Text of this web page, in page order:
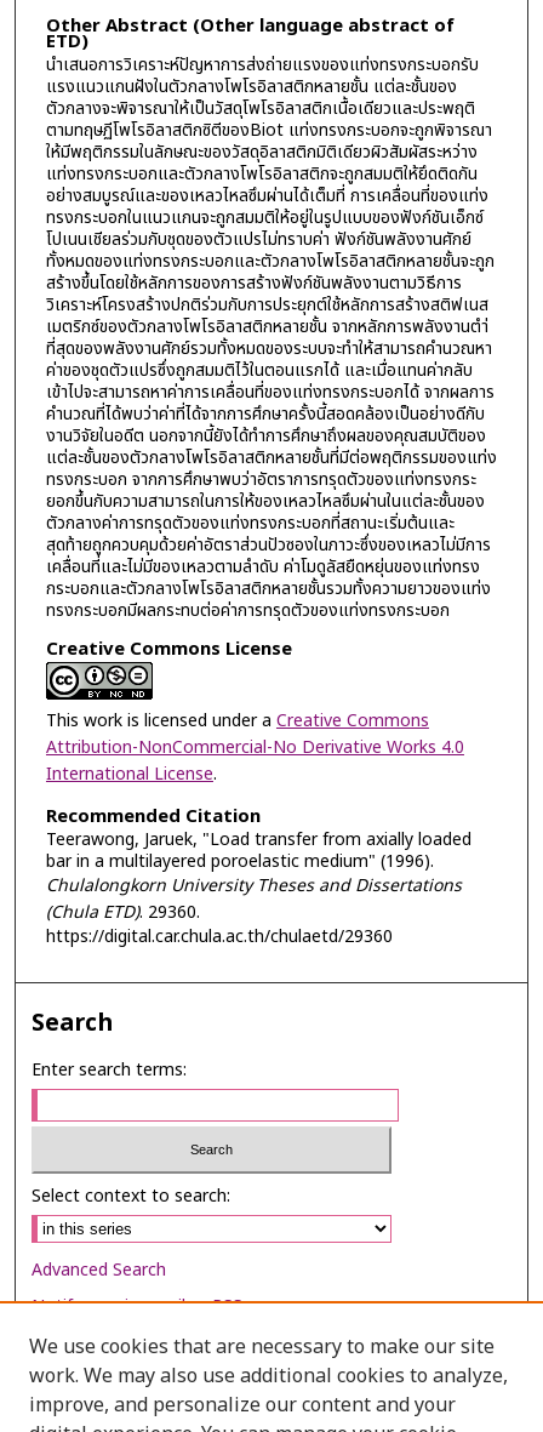
Other Abstract (Other language abstract of
ETD)
นำเสนอการวิเคราะห์ปัญหาการส่งถ่ายแรงของแท่งทรงกระบอกรับ
แรงแนวแกนฝังในตัวกลางโพโรอิลาสติกหลายชั้น แต่ละชั้นของ
ตัวกลางจะพิจารณาให้เป็นวัสดุโพโรอิลาสติกเนื้อเดียวและประพฤติ
ตามทฤษฏีโพโรอิลาสติกซิตีของBiot แท่งทรงกระบอกจะถูกพิจารณา
ให้มีพฤติกรรมในลักษณะของวัสดุอิลาสติกมิติเดียวผิวสัมผัสระหว่าง
แท่งทรงกระบอกและตัวกลางโพโรอิลาสติกจะถูกสมมติให้ยึดติดกัน
อย่างสมบูรณ์และของเหลวไหลซึมผ่านได้เต็มที่ การเคลื่อนที่ของแท่ง
ทรงกระบอกในแนวแกนจะถูกสมมติให้อยู่ในรูปแบบของฟังก์ชันเอ็กซ์
โปเนนเชียลร่วมกับชุดของตัวแปรไม่ทราบค่า ฟังก์ชันพลังงานศักย์
ทั้งหมดของแท่งทรงกระบอกและตัวกลางโพโรอิลาสติกหลายชั้นจะถูก
สร้างขึ้นโดยใช้หลักการของการสร้างฟังก์ชันพลังงานตามวิธีการ
วิเคราะห์โครงสร้างปกติร่วมกับการประยุกต์ใช้หลักการสร้างสติฟเนส
เมตริกซ์ของตัวกลางโพโรอิลาสติกหลายชั้น จากหลักการพลังงานตำ่
ที่สุดของพลังงานศักย์รวมทั้งหมดของระบบจะทำให้สามารถคำนวณหา
ค่าของชุดตัวแปรซึ่งถูกสมมติไว้ในตอนแรกได้ และเมื่อแทนค่ากลับ
เข้าไปจะสามารถหาค่าการเคลื่อนที่ของแท่งทรงกระบอกได้ จากผลการ
คำนวณที่ได้พบว่าค่าที่ได้จากการศึกษาครั้งนี้สอดคล้องเป็นอย่างดีกับ
งานวิจัยในอดีต นอกจากนี้ยังได้ทำการศึกษาถึงผลของคุณสมบัติของ
แต่ละชั้นของตัวกลางโพโรอิลาสติกหลายชั้นที่มีต่อพฤติกรรมของแท่ง
ทรงกระบอก จากการศึกษาพบว่าอัตราการทรุดตัวของแท่งทรงกระ
ยอกขึ้นกับความสามารถในการให้ของเหลวไหลซึมผ่านในแต่ละชั้นของ
ตัวกลางค่าการทรุดตัวของแท่งทรงกระบอกที่สถานะเริ่มต้นและ
สุดท้ายถูกควบคุมด้วยค่าอัตราส่วนปัวซองในภาวะซึ่งของเหลวไม่มีการ
เคลื่อนที่และไม่มีของเหลวตามลำดับ ค่าโมดูลัสยืดหยุ่นของแท่งทรง
กระบอกและตัวกลางโพโรอิลาสติกหลายชั้นรวมทั้งความยาวของแท่ง
ทรงกระบอกมีผลกระทบต่อค่าการทรุดตัวของแท่งทรงกระบอก
Creative Commons License
This work is licensed under a Creative Commons
Attribution-NonCommercial-No Derivative Works 4.0
International License.
Recommended Citation
Teerawong, Jaruek, "Load transfer from axially loaded
bar in a multilayered poroelastic medium" (1996).
Chulalongkorn University Theses and Dissertations
(Chula ETD). 29360.
https://digital.car.chula.ac.th/chulaetd/29360
Search
Enter search terms:
Select context to search:
Advanced Search
Notify me via email orRSS
Browse
Collections
We use cookies that are necessary to make our site
work. We may also use additional cookies to analyze,
improve, and personalize our content and your